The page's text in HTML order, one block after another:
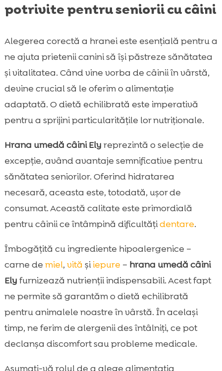
potrivite pentru seniorii cu câini
Alegerea corectă a hranei este esențială pentru a
ne ajuta prietenii canini să își păstreze sănătatea
și vitalitatea. Când vine vorba de câinii în vârstă,
devine crucial să le oferim o alimentație
adaptată. O dietă echilibrată este imperativă
pentru a sprijini particularitățile lor nutriționale.
Hrana umedă câini Ely reprezintă o selecție de
excepție, având avantaje semnificative pentru
sănătatea seniorilor. Oferind hidratarea
necesară, aceasta este, totodată, ușor de
consumat. Această calitate este primordială
pentru câinii ce întâmpină dificultățidentare.
Îmbogățită cu ingrediente hipoalergenice –
carne de miel, vită șiiepure – hrana umedă câini
Ely furnizează nutrienții indispensabili. Acest fapt
ne permite să garantăm o dietă echilibrată
pentru animalele noastre în vârstă. În același
timp, ne ferim de alergenii des întâlniți, ce pot
declanșa discomfort sau probleme medicale.
Asumați-vă rolul de a alege alimentația